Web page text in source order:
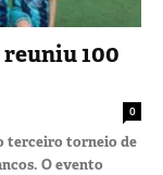
100
0
terceiro torneio de
O evento